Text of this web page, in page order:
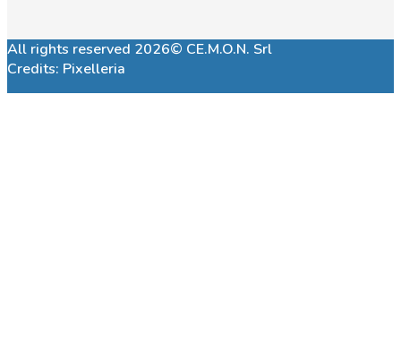
All rights reserved 2026© CE.M.O.N. Srl
Credits: Pixelleria